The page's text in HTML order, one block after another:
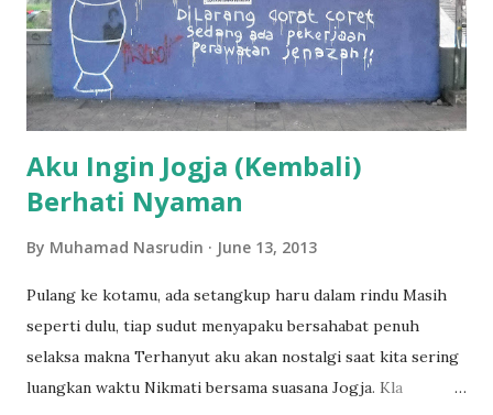
Mahasiswa Indonesia). * * * Oke, kembali ke soal FGD. Di
forum ini ada dua hal penting yang saya bahas. Pertama,
bagaimana cara memilih jurnal bereputasi yang pas untuk
artikel kita. Kedua, bagaim...
Aku Ingin Jogja (Kembali)
Berhati Nyaman
By Muhamad Nasrudin June 13, 2013
Pulang ke kotamu, ada setangkup haru dalam rindu Masih
seperti dulu, tiap sudut menyapaku bersahabat penuh
selaksa makna Terhanyut aku akan nostalgi saat kita sering
luangkan waktu Nikmati bersama suasana Jogja. Kla